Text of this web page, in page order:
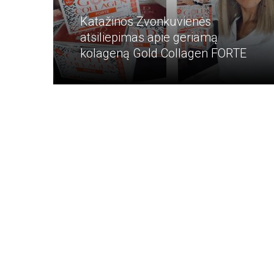
Katažinos Zvonkuvienės
atsiliepimas apie geriamą
kolageną Gold Collagen FORTE